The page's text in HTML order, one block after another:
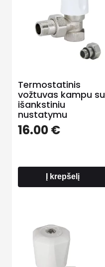
Termostatinis
vožtuvas kampu su
išankstiniu
nustatymu
16.00€
Į krepšelį